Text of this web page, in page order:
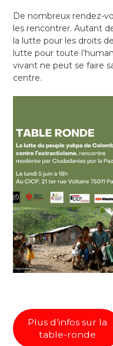
De nombreux rendez-
les rencontrer. Autant
la lutte pour les droits
lutte pour toute
vivant ne peut se faire
centre.
Plus d’infos sur la
table-ronde